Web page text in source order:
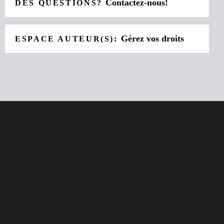
DES QUESTIONS?Contactez-nous!
ESPACE AUTEUR(S): Gérez vos droits